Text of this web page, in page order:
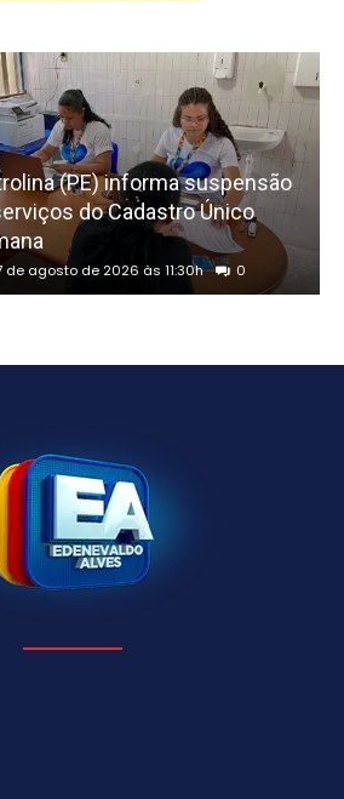
(PE) informa suspensão
do Cadastro Único
de agosto de 2026 às 11:30h 0